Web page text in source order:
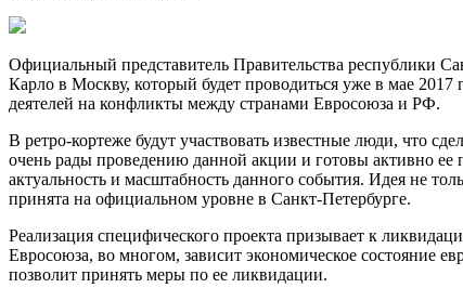
Официальный представитель Правительства республики
Карло в Москву, который будет проводиться уже в мае
деятелей на конфликты между странами Евросоюза и РФ.
В ретро-кортеже будут участвовать известные люди, что
очень рады проведению данной акции и готовы активно ее
актуальность и масштабность данного события. Идея не
принята на официальном уровне в Санкт-Петербурге.
Реализация специфического проекта призывает к
Евросоюза, во многом, зависит экономическое состояние
позволит принять меры по ее ликвидации.